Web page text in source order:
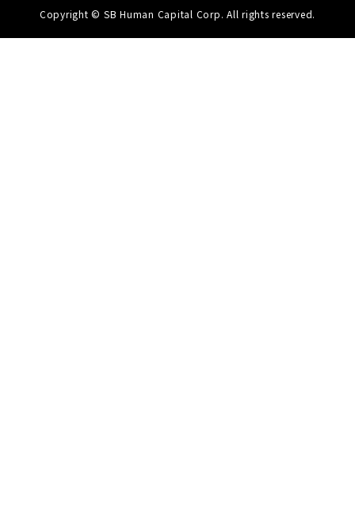
Copyright © SB Human Capital Corp. All rights reserved.